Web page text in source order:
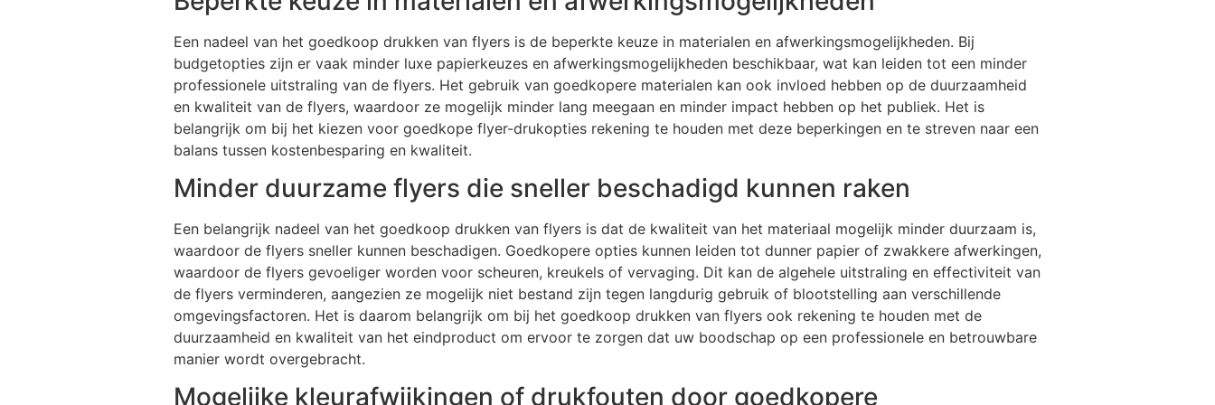
Een nadeel van het goedkoop drukken van flyers is de beperkte keuze in materialen en afwerkingsmogelijkheden. Bij
budgetopties zijn er vaak minder luxe papierkeuzes en afwerkingsmogelijkheden beschikbaar, wat kan leiden tot een minder
professionele uitstraling van de flyers. Het gebruik van goedkopere materialen kan ook invloed hebben op de duurzaamheid
en kwaliteit van de flyers, waardoor ze mogelijk minder lang meegaan en minder impact hebben op het publiek. Het is
belangrijk om bij het kiezen voor goedkope flyer-drukopties rekening te houden met deze beperkingen en te streven naar een
balans tussen kostenbesparing en kwaliteit.
Minder duurzame flyers die sneller beschadigd kunnen raken
Een belangrijk nadeel van het goedkoop drukken van flyers is dat de kwaliteit van het materiaal mogelijk minder duurzaam is,
waardoor de flyers sneller kunnen beschadigen. Goedkopere opties kunnen leiden tot dunner papier of zwakkere afwerkingen,
waardoor de flyers gevoeliger worden voor scheuren, kreukels of vervaging. Dit kan de algehele uitstraling en effectiviteit van
de flyers verminderen, aangezien ze mogelijk niet bestand zijn tegen langdurig gebruik of blootstelling aan verschillende
omgevingsfactoren. Het is daarom belangrijk om bij het goedkoop drukken van flyers ook rekening te houden met de
duurzaamheid en kwaliteit van het eindproduct om ervoor te zorgen dat uw boodschap op een professionele en betrouwbare
manier wordt overgebracht.
Mogelijke kleurafwijkingen of drukfouten door goedkopere